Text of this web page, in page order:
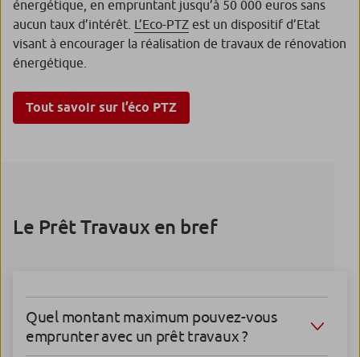
énergétique, en empruntant jusqu’à 50 000 euros sans
aucun taux d’intérêt. L’Eco-PTZ est un dispositif d’Etat
visant à encourager la réalisation de travaux de rénovation
énergétique.
Tout savoir sur l’éco PTZ
Le Prêt Travaux en bref
Quel montant maximum pouvez-vous
emprunter avec un prêt travaux ?